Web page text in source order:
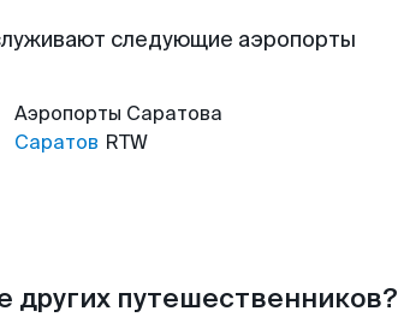
следующие аэропорты
Аэропорты Саратова
Саратов RTW
других путешественников?